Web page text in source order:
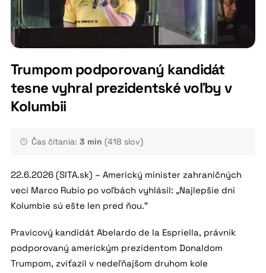
Trumpom podporovaný kandidát
tesne vyhral prezidentské voľby v
Kolumbii
Čas čítania: 3 min (418 slov)
22.6.2026 (SITA.sk) – Americký minister zahraničných
vecí Marco Rubio po voľbách vyhlásil: „Najlepšie dni
Kolumbie sú ešte len pred ňou.“
Pravicový kandidát Abelardo de la Espriella, právnik
podporovaný americkým prezidentom Donaldom
Trumpom, zvíťazil v nedeľňajšom druhom kole